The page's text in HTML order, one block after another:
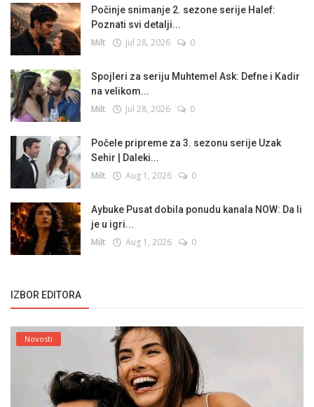
Počinje snimanje 2. sezone serije Halef:
Poznati svi detalji...
Milt Jul 28, 2026 0
Spojleri za seriju Muhtemel Ask: Defne i Kadir
na velikom...
Milt Jul 28, 2026 0
Počele pripreme za 3. sezonu serije Uzak
Sehir | Daleki...
Milt Aug 1, 2026 0
Aybuke Pusat dobila ponudu kanala NOW: Da li
je u igri...
Milt Aug 1, 2026 0
IZBOR EDITORA
Novosti